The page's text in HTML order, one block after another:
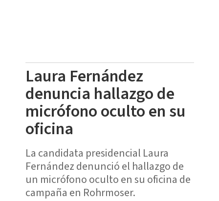
Laura Fernández
denuncia hallazgo de
micrófono oculto en su
oficina
La candidata presidencial Laura
Fernández denunció el hallazgo de
un micrófono oculto en su oficina de
campaña en Rohrmoser.